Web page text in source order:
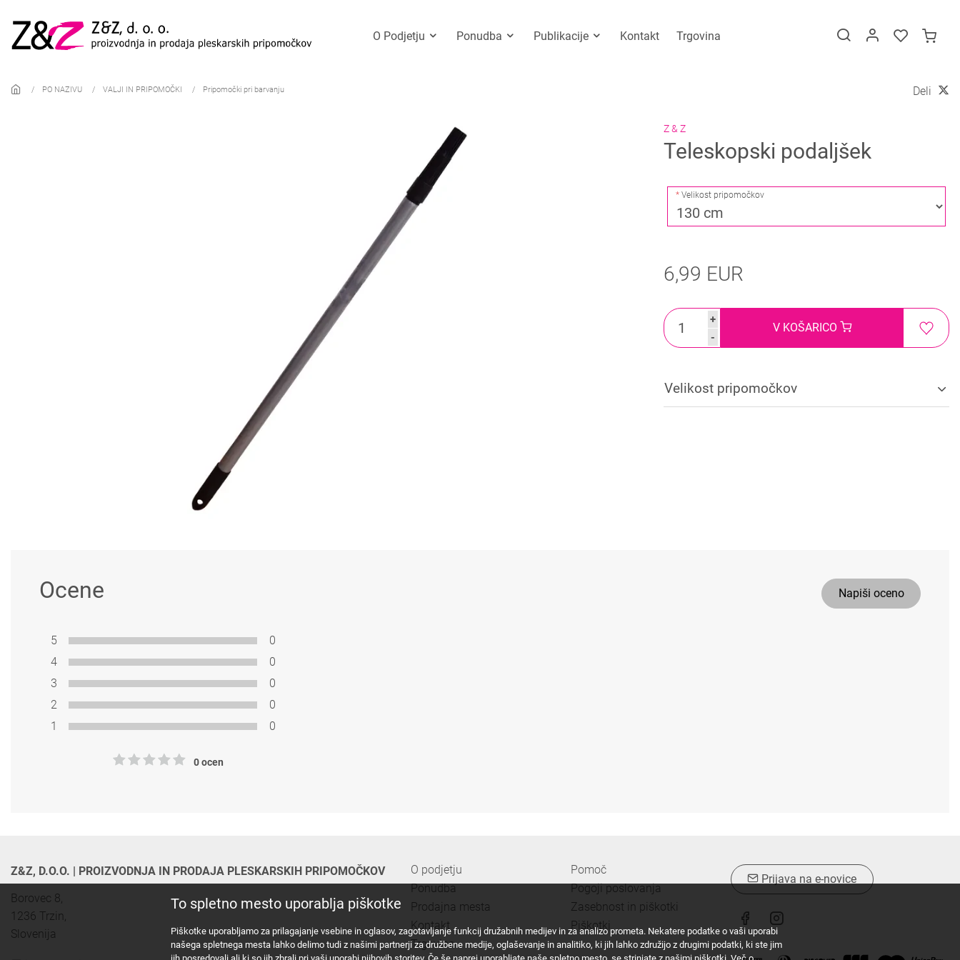
O Podjetju Ponudba Publikacije Kontakt Trgovina
Deli
PO NAZIVU VALJI IN PRIPOMOČKI Pripomočki pri barvanju
Z & Z
Teleskopski podaljšek
Velikost pripomočkov
6,99 EUR
+
-
V KOŠARICO
Velikost pripomočkov
Ocene Napiši oceno
5
0
4
0
3
0
2
0
1
0
0 ocen
Z&Z, D.O.O. | PROIZVODNJA IN PRODAJA PLESKARSKIH PRIPOMOČKOV
Borovec 8,
1236 Trzin,
Slovenija
O podjetju
Ponudba
Prodajna mesta
Kontakt
Trgovina
Pomoč
Pogoji poslovanja
Zasebnost in piškotki
Piškotki
Prijava na e-novice
To spletno mesto uporablja piškotke
Piškotke uporabljamo za prilagajanje vsebine in oglasov, zagotavljanje funkcij družabnih medijev in za analizo prometa. Nekatere podatke o vaši uporabi
našega spletnega mesta lahko delimo tudi z našimi partnerji za družbene medije, oglaševanje in analitiko, ki jih lahko združijo z drugimi podatki, ki ste jim